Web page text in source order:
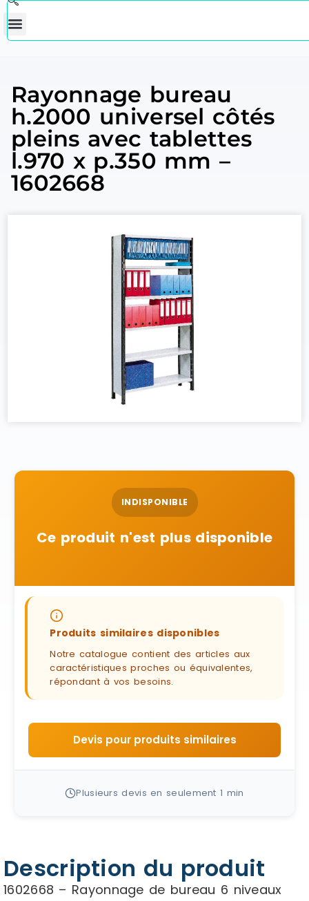
Rayonnage bureau
h.2000 universel côtés
pleins avec tablettes
l.970 x p.350 mm –
1602668
INDISPONIBLE
Ce produit n'est plus disponible
Produits similaires disponibles
Notre catalogue contient des articles aux
caractéristiques proches ou équivalentes,
répondant à vos besoins.
Devis pour produits similaires
Plusieurs devis en seulement 1 min
Description du produit
1602668 – Rayonnage de bureau 6 niveaux